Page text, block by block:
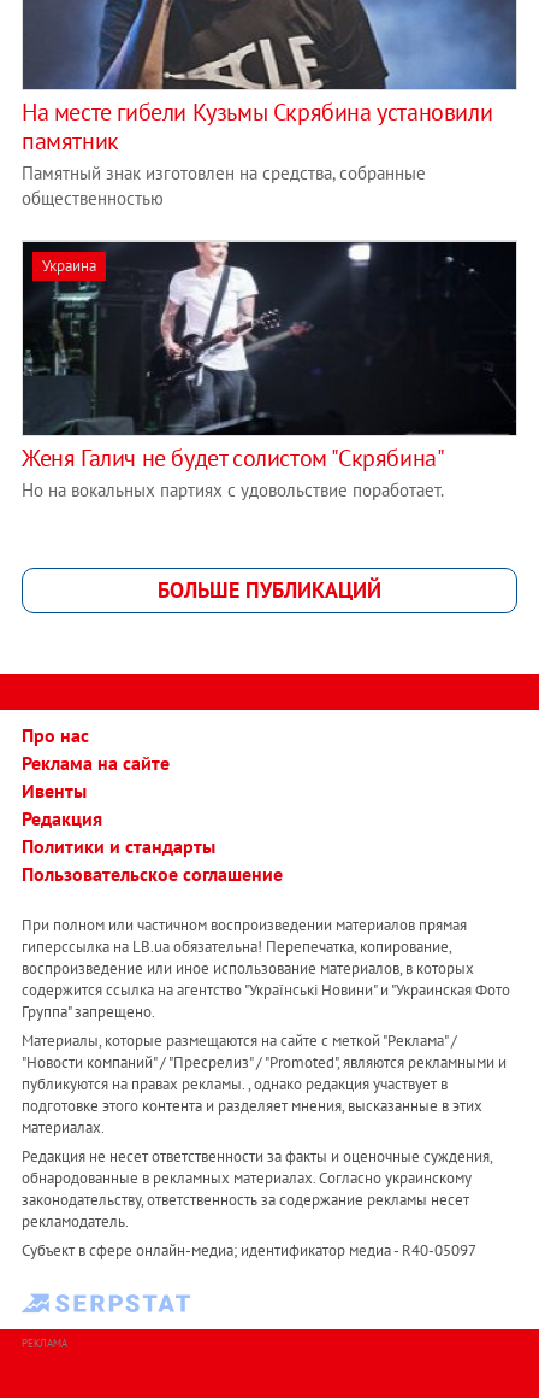
На месте гибели Кузьмы Скрябина установили
памятник
Памятный знак изготовлен на средства, собранные
общественностью
Украина
Женя Галич не будет солистом "Скрябина"
Но на вокальных партиях с удовольствие поработает.
БОЛЬШЕ ПУБЛИКАЦИЙ
Про нас
Реклама на сайте
Ивенты
Редакция
Политики и стандарты
Пользовательское соглашение
При полном или частичном воспроизведении материалов прямая
гиперссылка на LB.ua обязательна! Перепечатка, копирование,
воспроизведение или иное использование материалов, в которых
содержится ссылка на агентство "Українськi Новини" и "Украинская Фото
Группа" запрещено.
Материалы, которые размещаются на сайте с меткой "Реклама" /
"Новости компаний" / "Пресрелиз" / "Promoted", являются рекламными и
публикуются на правах рекламы. , однако редакция участвует в
подготовке этого контента и разделяет мнения, высказанные в этих
материалах.
Редакция не несет ответственности за факты и оценочные суждения,
обнародованные в рекламных материалах. Согласно украинскому
законодательству, ответственность за содержание рекламы несет
рекламодатель.
Субъект в сфере онлайн-медиа; идентификатор медиа - R40-05097
РЕКЛАМА